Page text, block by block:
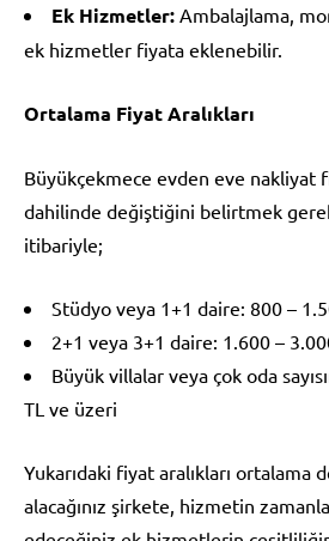
Ek Hizmetler: Ambalajlama,
ek hizmetler fiyata eklenebilir.
Ortalama Fiyat Aralıkları
Büyükçekmece evden eve nakliyat
dahilinde değiştiğini belirtmek
itibariyle;
Stüdyo veya 1+1 daire: 800 –
2+1 veya 3+1 daire: 1.600 –
Büyük villalar veya çok oda
TL ve üzeri
Yukarıdaki fiyat aralıkları
alacağınız şirkete, hizmetin